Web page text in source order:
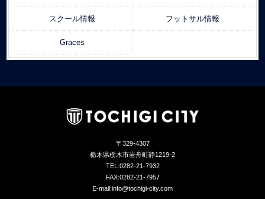
スクール情報 フットサル情報
Graces
〒329-4307
栃木県栃木市岩舟町静1219-2
TEL:0282-21-7932
FAX:0282-21-7957
E-mail:info@tochigi-city.com